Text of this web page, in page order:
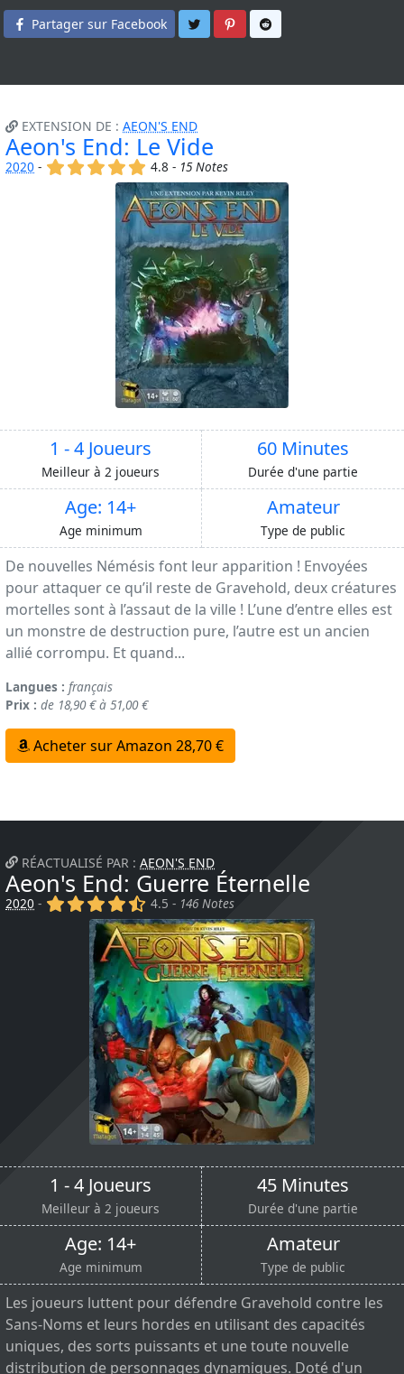
Partager sur Facebook Partager sur Twitter
Partager sur Pinterest
EXTENSION DE : AEON'S END
Aeon's End: Le Vide
2020 - (x) (x) (x) (x) (x)
4.8 - 15 Notes
1 - 4 Joueurs
Meilleur à 2 joueurs
60 Minutes
Durée d'une partie
Age: 14+
Age minimum
Amateur
Type de public
De nouvelles Némésis font leur apparition ! Envoyées
pour attaquer ce qu’il reste de Gravehold, deux créatures
mortelles sont à l’assaut de la ville ! L’une d’entre elles est
un monstre de destruction pure, l’autre est un ancien
allié corrompu. Et quand...
Langues : français
Prix : de 18,90 € à 51,00 €
Acheter sur Amazon 28,70 €
RÉACTUALISÉ PAR : AEON'S END
Aeon's End: Guerre Éternelle
2020 - (x) (x) (x) (x) (,)
4.5 - 146 Notes
1 - 4 Joueurs
Meilleur à 2 joueurs
45 Minutes
Durée d'une partie
Age: 14+
Age minimum
Amateur
Type de public
Les joueurs luttent pour défendre Gravehold contre les
Sans-Noms et leurs hordes en utilisant des capacités
uniques, des sorts puissants et une toute nouvelle
distribution de personnages dynamiques. Doté d'un